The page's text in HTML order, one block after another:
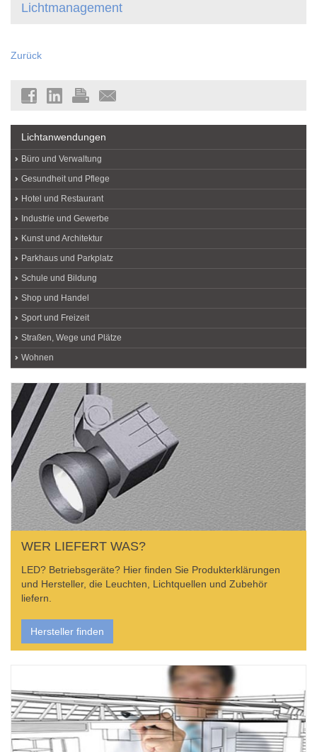
Lichtmanagement
Zurück
Lichtanwendungen
Büro und Verwaltung
Gesundheit und Pflege
Hotel und Restaurant
Industrie und Gewerbe
Kunst und Architektur
Parkhaus und Parkplatz
Schule und Bildung
Shop und Handel
Sport und Freizeit
Straßen, Wege und Plätze
Wohnen
WER LIEFERT WAS?
LED? Betriebsgeräte? Hier finden Sie Produkterklärungen
und Hersteller, die Leuchten, Lichtquellen und Zubehör
liefern.
Hersteller finden